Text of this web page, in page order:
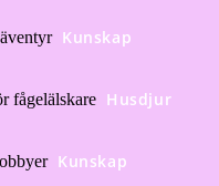
Kunskap
fågelälskare Husdjur
Kunskap